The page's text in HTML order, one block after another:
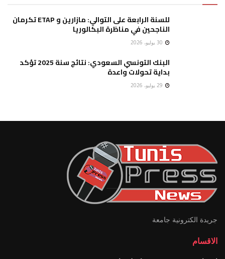
للسنة الرابعة على التوالي: مازارين و ETAP تكرمان
الناجحين في مناظرة البكالوريا
البنك التونسي السعودي: نتائج سنة 2025 تؤكد
بداية تحولات واعدة
جريدة الكترونية جامعة
الاقسام